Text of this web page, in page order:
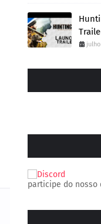
julho
participe do nosso